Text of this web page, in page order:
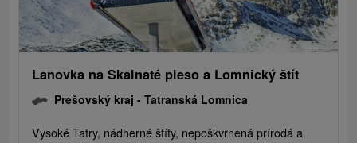
Lanovka na Skalnaté pleso a Lomnický štít
Prešovský kraj -Tatranská Lomnica
Vysoké Tatry, nádherné štíty, nepoškvrnená prírodá a